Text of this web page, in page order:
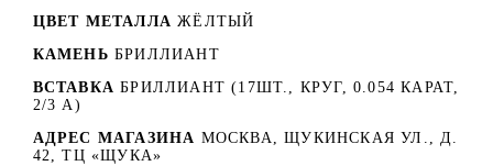
ЦВЕТ МЕТАЛЛА ЖЁЛТЫЙ
КАМЕНЬ БРИЛЛИАНТ
ВСТАВКА БРИЛЛИАНТ (17ШТ., КРУГ, 0.054 КАРАТ,
2/3 А)
АДРЕС МАГАЗИНА МОСКВА, ЩУКИНСКАЯ УЛ., Д.
42, ТЦ «ЩУКА»